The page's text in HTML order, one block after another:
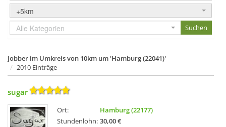
+5km
Alle Kategorien
Jobber im Umkreis von 10km um 'Hamburg (22041)'
2010 Einträge
sugar
Ort:
Hamburg (22177)
Stundenlohn: 30,00 €